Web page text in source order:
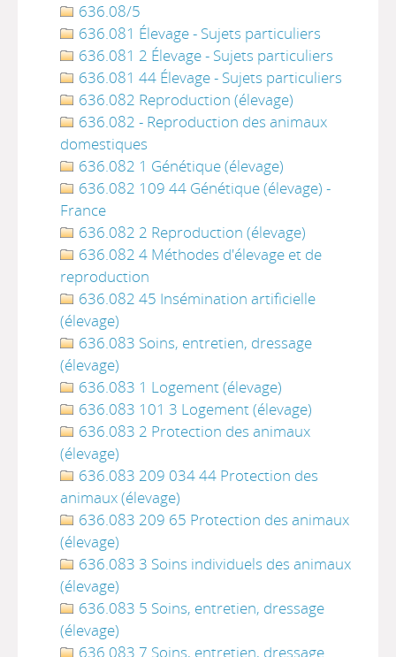
636.08/5
636.081 Élevage - Sujets particuliers
636.081 2 Élevage - Sujets particuliers
636.081 44 Élevage - Sujets particuliers
636.082 Reproduction (élevage)
636.082 - Reproduction des animaux
domestiques
636.082 1 Génétique (élevage)
636.082 109 44 Génétique (élevage) -
France
636.082 2 Reproduction (élevage)
636.082 4 Méthodes d'élevage et de
reproduction
636.082 45 Insémination artificielle
(élevage)
636.083 Soins, entretien, dressage
(élevage)
636.083 1 Logement (élevage)
636.083 101 3 Logement (élevage)
636.083 2 Protection des animaux
(élevage)
636.083 209 034 44 Protection des
animaux (élevage)
636.083 209 65 Protection des animaux
(élevage)
636.083 3 Soins individuels des animaux
(élevage)
636.083 5 Soins, entretien, dressage
(élevage)
636.083 7 Soins, entretien, dressage